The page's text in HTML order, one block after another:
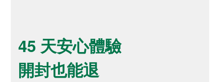
45 天安心體驗
開封也能退